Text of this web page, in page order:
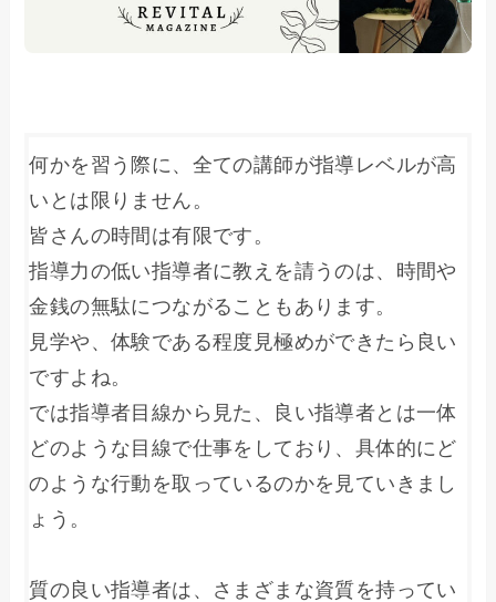
何かを習う際に、全ての講師が指導レベルが高
いとは限りません。
皆さんの時間は有限です。
指導力の低い指導者に教えを請うのは、時間や
金銭の無駄につながることもあります。
見学や、体験である程度見極めができたら良い
ですよね。
では指導者目線から見た、良い指導者とは一体
どのような目線で仕事をしており、具体的にど
のような行動を取っているのかを見ていきまし
ょう。
質の良い指導者は、さまざまな資質を持ってい